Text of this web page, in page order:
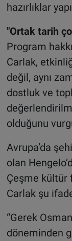
hazırlıklar
"Ortak tarih
Program
Carlak,
değil, aynı
dostluk ve
olduğunu
Avrupa’da
olan
Çeşme kültür
Carlak şu
“Gerek
döneminden